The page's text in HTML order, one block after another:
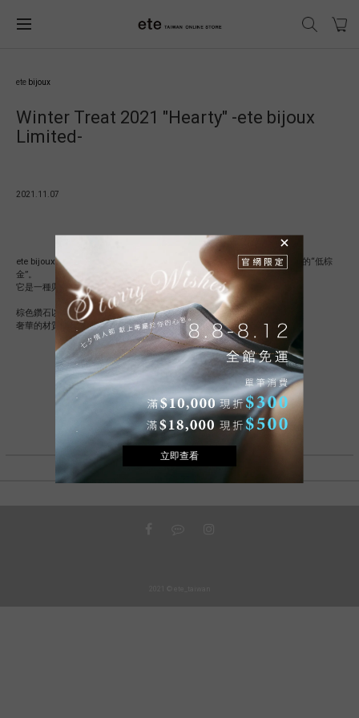
ete bijoux
Winter Treat 2021 "Hearty" -ete bijoux
Limited-
2021.11.07
ete bijoux限定商品，穿著帶有大地和樹木的細微差別的自然而沉穩的外觀的“低棕
金”。
它是一種與裸露皮膚和優雅光澤完美融合的顏色。
棕色鑽石以有機形式鑲嵌。
奢華的材質使其成為成年女性的完美飾面。